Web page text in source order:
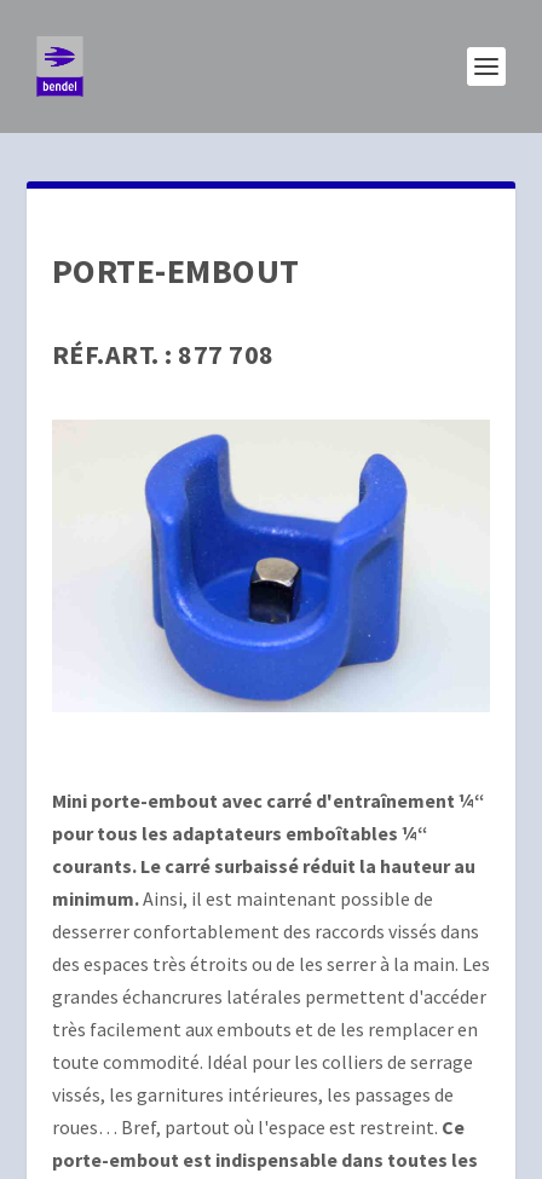
PORTE-EMBOUT
RÉF.ART. : 877 708
Mini porte-embout avec carré d'entraînement ¼“
pour tous les adaptateurs emboîtables ¼“
courants. Le carré surbaissé réduit la hauteur au
minimum.Ainsi, il est maintenant possible de
desserrer confortablement des raccords vissés dans
des espaces très étroits ou de les serrer à la main. Les
grandes échancrures latérales permettent d'accéder
très facilement aux embouts et de les remplacer en
toute commodité. Idéal pour les colliers de serrage
vissés, les garnitures intérieures, les passages de
roues… Bref, partout où l'espace est restreint. Ce
porte-embout est indispensable dans toutes les